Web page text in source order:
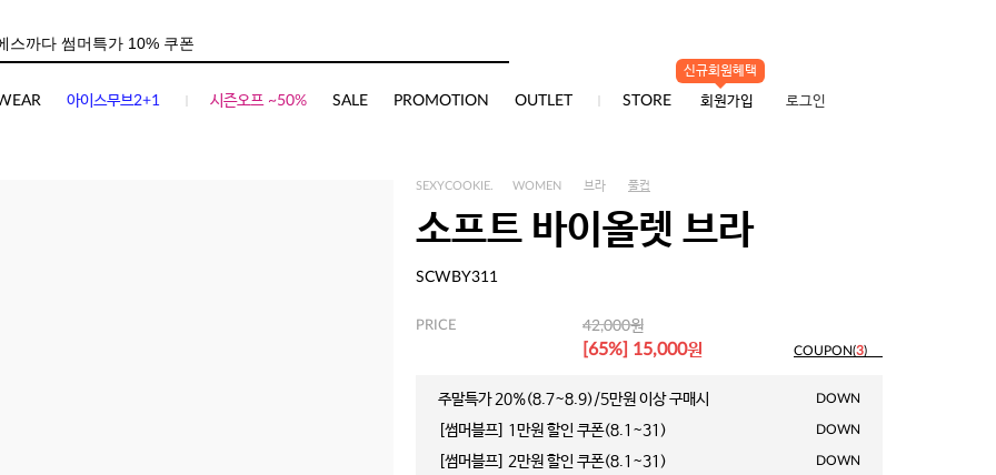
아이스무브2+1 시즌오프 ~50% SALE PROMOTION OUTLET STORE
신규회원혜택
회원가입 로그인
SEXYCOOKIE. WOMEN 브라 풀컵
소프트 바이올렛 브라
SCWBY311
PRICE 42,000원
[65%] 15,000원 COUPON(3)
주말특가 20%(8.7~8.9)/5만원 이상 구매시 DOWN
[썸머블프] 1만원 할인 쿠폰(8.1~31) DOWN
[썸머블프] 2만원 할인 쿠폰(8.1~31) DOWN